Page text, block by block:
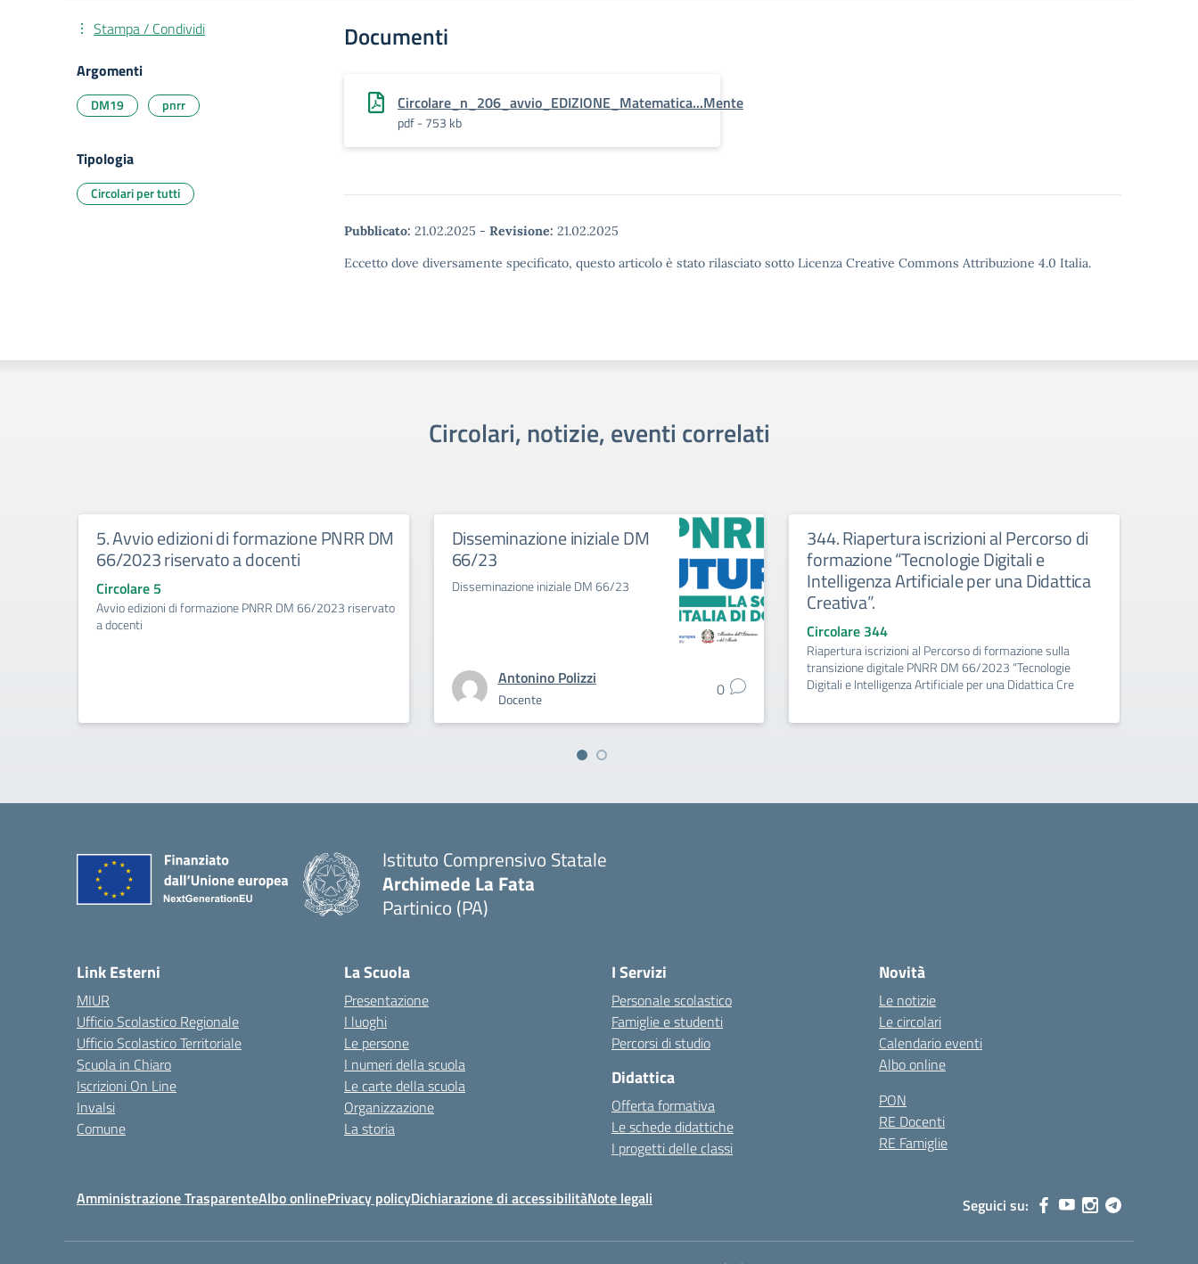
Documenti
Circolare_n_206_avvio_EDIZIONE_Matematica...Mente
pdf - 753 kb
Pubblicato: 21.02.2025 - Revisione: 21.02.2025
Eccetto dove diversamente specificato, questo articolo è stato rilasciato sotto Licenza Creative Commons Attribuzione 4.0 Italia.
Stampa / Condividi
Argomenti
DM19 pnrr
Tipologia
Circolari per tutti
Circolari, notizie, eventi correlati
5. Avvio edizioni di formazione PNRR DM
66/2023 riservato a docenti
Circolare 5
Avvio edizioni di formazione PNRR DM 66/2023 riservato
a docenti
Disseminazione iniziale DM
66/23
Disseminazione iniziale DM 66/23
Antonino Polizzi
Docente 0
344. Riapertura iscrizioni al Percorso di
formazione “Tecnologie Digitali e
Intelligenza Artificiale per una Didattica
Creativa”.
Circolare 344
Riapertura iscrizioni al Percorso di formazione sulla
transizione digitale PNRR DM 66/2023 “Tecnologie
Digitali e Intelligenza Artificiale per una Didattica Cre
Istituto Comprensivo Statale
Archimede La Fata
Partinico (PA)
Link Esterni
MIUR
Ufficio Scolastico Regionale
Ufficio Scolastico Territoriale
Scuola in Chiaro
Iscrizioni On Line
Invalsi
Comune
La Scuola
Presentazione
I luoghi
Le persone
I numeri della scuola
Le carte della scuola
Organizzazione
La storia
I Servizi
Personale scolastico
Famiglie e studenti
Percorsi di studio
Didattica
Offerta formativa
Le schede didattiche
I progetti delle classi
Novità
Le notizie
Le circolari
Calendario eventi
Albo online
PON
RE Docenti
RE Famiglie
Amministrazione TrasparenteAlbo onlinePrivacy policyDichiarazione di accessibilitàNote legali Seguici su: